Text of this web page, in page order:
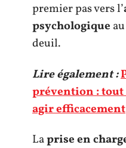
premier pas vers l’
psychologique
deuil.
Lire également :
prévention :
agir efficacement
Laprise en